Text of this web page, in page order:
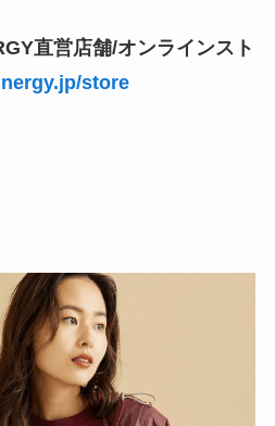
直営店舗/オンラインスト
store